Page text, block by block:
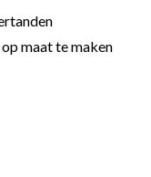
maat te maken